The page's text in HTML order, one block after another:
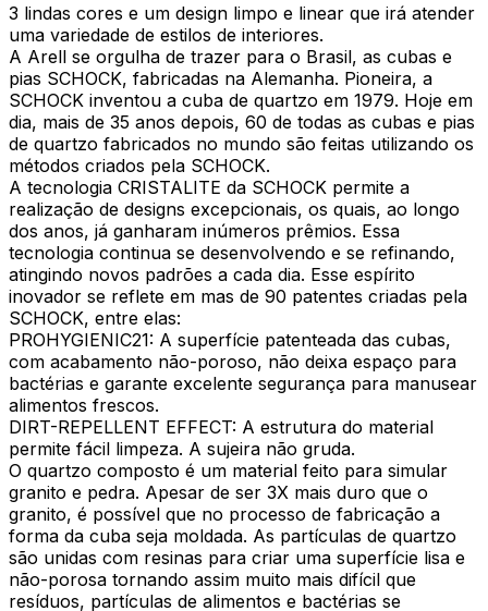
3 lindas cores e um design limpo e linear que irá atender
uma variedade de estilos de interiores.
A Arell se orgulha de trazer para o Brasil, as cubas e
pias SCHOCK, fabricadas na Alemanha. Pioneira, a
SCHOCK inventou a cuba de quartzo em 1979. Hoje em
dia, mais de 35 anos depois, 60 de todas as cubas e pias
de quartzo fabricados no mundo são feitas utilizando os
métodos criados pela SCHOCK.
A tecnologia CRISTALITE da SCHOCK permite a
realização de designs excepcionais, os quais, ao longo
dos anos, já ganharam inúmeros prêmios. Essa
tecnologia continua se desenvolvendo e se refinando,
atingindo novos padrões a cada dia. Esse espírito
inovador se reflete em mas de 90 patentes criadas pela
SCHOCK, entre elas:
PROHYGIENIC21: A superfície patenteada das cubas,
com acabamento não-poroso, não deixa espaço para
bactérias e garante excelente segurança para manusear
alimentos frescos.
DIRT-REPELLENT EFFECT: A estrutura do material
permite fácil limpeza. A sujeira não gruda.
O quartzo composto é um material feito para simular
granito e pedra. Apesar de ser 3X mais duro que o
granito, é possível que no processo de fabricação a
forma da cuba seja moldada. As partículas de quartzo
são unidas com resinas para criar uma superfície lisa e
não-porosa tornando assim muito mais difícil que
resíduos, partículas de alimentos e bactérias se